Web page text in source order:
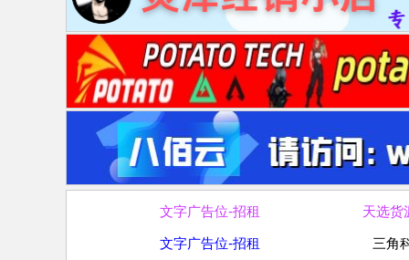
文字广告位-招租 天选货
文字广告位-招租 三角